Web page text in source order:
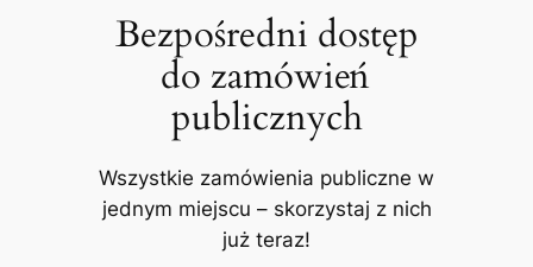
Bezpośredni dostęp
do zamówień
publicznych
Wszystkie zamówienia publiczne w
jednym miejscu – skorzystaj z nich
już teraz!